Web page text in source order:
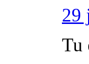
29
Tu